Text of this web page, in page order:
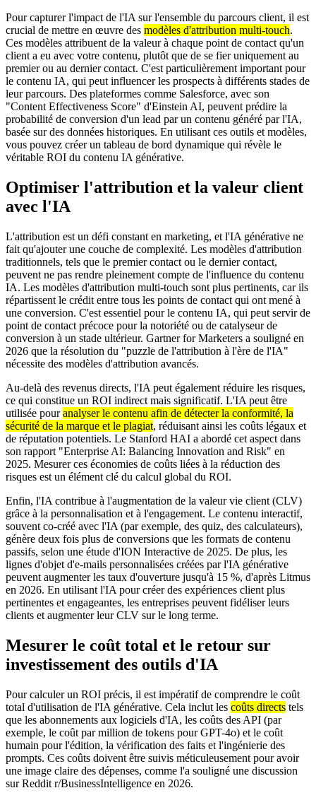
Pour capturer l'impact de l'IA sur l'ensemble du parcours client, il est
crucial de mettre en œuvre des modèles d'attribution multi-touch.
Ces modèles attribuent de la valeur à chaque point de contact qu'un
client a eu avec votre contenu, plutôt que de se fier uniquement au
premier ou au dernier contact. C'est particulièrement important pour
le contenu IA, qui peut influencer les prospects à différents stades de
leur parcours. Des plateformes comme Salesforce, avec son
"Content Effectiveness Score" d'Einstein AI, peuvent prédire la
probabilité de conversion d'un lead par un contenu généré par l'IA,
basée sur des données historiques. En utilisant ces outils et modèles,
vous pouvez créer un tableau de bord dynamique qui révèle le
véritable ROI du contenu IA générative.
Optimiser l'attribution et la valeur client
avec l'IA
L'attribution est un défi constant en marketing, et l'IA générative ne
fait qu'ajouter une couche de complexité. Les modèles d'attribution
traditionnels, tels que le premier contact ou le dernier contact,
peuvent ne pas rendre pleinement compte de l'influence du contenu
IA. Les modèles d'attribution multi-touch sont plus pertinents, car ils
répartissent le crédit entre tous les points de contact qui ont mené à
une conversion. C'est essentiel pour le contenu IA, qui peut servir de
point de contact précoce pour la notoriété ou de catalyseur de
conversion à un stade ultérieur. Gartner for Marketers a souligné en
2026 que la résolution du "puzzle de l'attribution à l'ère de l'IA"
nécessite des modèles d'attribution avancés.
Au-delà des revenus directs, l'IA peut également réduire les risques,
ce qui constitue un ROI indirect mais significatif. L'IA peut être
utilisée pouranalyser le contenu afin de détecter la conformité, la
sécurité de la marque et le plagiat, réduisant ainsi les coûts légaux et
de réputation potentiels. Le Stanford HAI a abordé cet aspect dans
son rapport "Enterprise AI: Balancing Innovation and Risk" en
2025. Mesurer ces économies de coûts liées à la réduction des
risques est un élément clé du calcul global du ROI.
Enfin, l'IA contribue à l'augmentation de la valeur vie client (CLV)
grâce à la personnalisation et à l'engagement. Le contenu interactif,
souvent co-créé avec l'IA (par exemple, des quiz, des calculateurs),
génère deux fois plus de conversions que les formats de contenu
passifs, selon une étude d'ION Interactive de 2025. De plus, les
lignes d'objet d'e-mails personnalisées créées par l'IA générative
peuvent augmenter les taux d'ouverture jusqu'à 15 %, d'après Litmus
en 2026. En utilisant l'IA pour créer des expériences client plus
pertinentes et engageantes, les entreprises peuvent fidéliser leurs
clients et augmenter leur CLV sur le long terme.
Mesurer le coût total et le retour sur
investissement des outils d'IA
Pour calculer un ROI précis, il est impératif de comprendre le coût
total d'utilisation de l'IA générative. Cela inclut les coûts directs tels
que les abonnements aux logiciels d'IA, les coûts des API (par
exemple, le coût par million de tokens pour GPT-4o) et le coût
humain pour l'édition, la vérification des faits et l'ingénierie des
prompts. Ces coûts doivent être suivis méticuleusement pour avoir
une image claire des dépenses, comme l'a souligné une discussion
sur Reddit r/BusinessIntelligence en 2026.